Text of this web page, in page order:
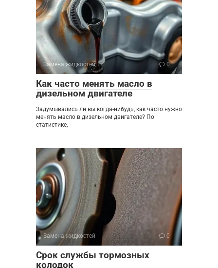
Замена жидкостей 0
Как часто менять масло в
дизельном двигателе
Задумывались ли вы когда-нибудь, как часто нужно
менять масло в дизельном двигателе? По
статистике,
Замена жидкостей 0
Срок службы тормозных
колодок